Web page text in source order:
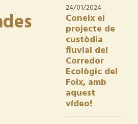
24/01/2024
Coneix el
projecte de
custòdia
fluvial del
Corredor
Ecològic del
Foix, amb
aquest
vídeo!